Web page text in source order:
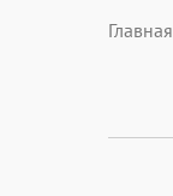
Главная